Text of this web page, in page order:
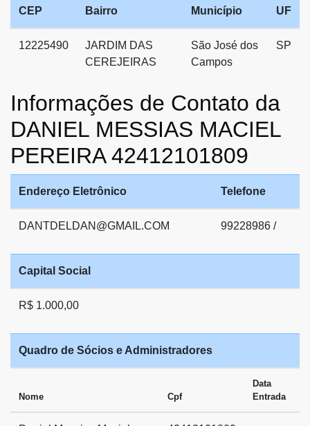
CEP Bairro Município UF
12225490
JARDIM DAS
CEREJEIRAS
São José dos
Campos
SP
Informações de Contato da
DANIEL MESSIAS MACIEL
PEREIRA 42412101809
Endereço Eletrônico Telefone
DANTDELDAN@GMAIL.COM 99228986 /
Capital Social
R$ 1.000,00
Quadro de Sócios e Administradores
Nome Cpf
Data
Entrada